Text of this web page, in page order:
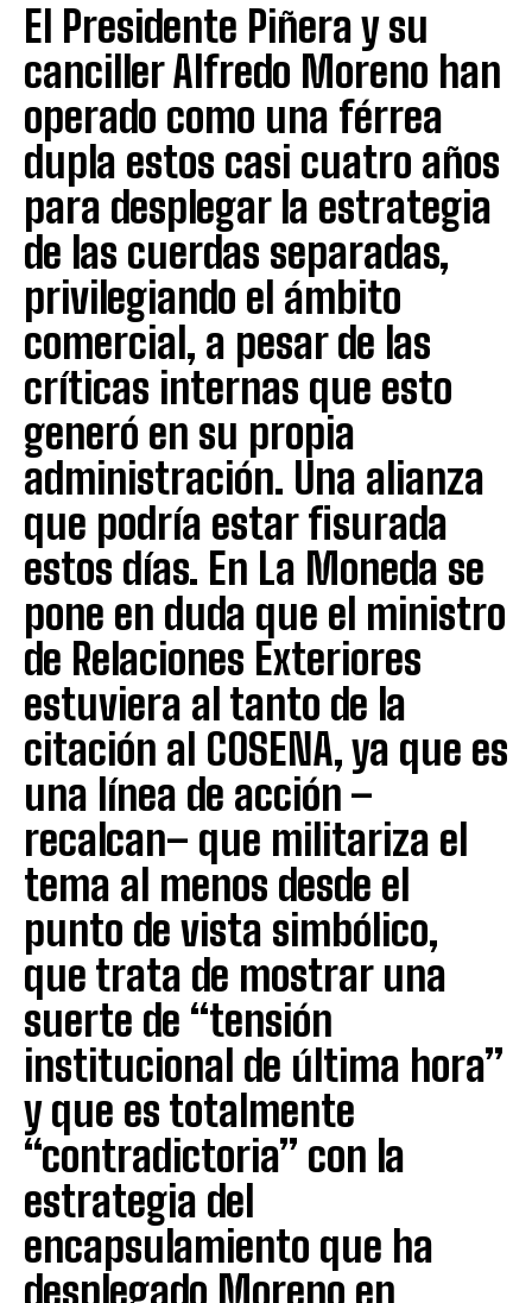
El Presidente Piñera y su
canciller Alfredo Moreno han
operado como una férrea
dupla estos casi cuatro años
para desplegar la estrategia
de las cuerdas separadas,
privilegiando el ámbito
comercial, a pesar de las
críticas internas que esto
generó en su propia
administración. Una alianza
que podría estar fisurada
estos días. En La Moneda se
pone en duda que el ministro
de Relaciones Exteriores
estuviera al tanto de la
citación al COSENA, ya que es
una línea de acción –
recalcan– que militariza el
tema al menos desde el
punto de vista simbólico,
que trata de mostrar una
suerte de “tensión
institucional de última hora”
y que es totalmente
“contradictoria” con la
estrategia del
encapsulamiento que ha
desplegado Moreno en